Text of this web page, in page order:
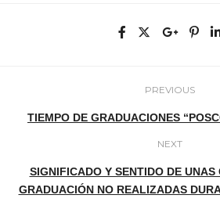
PREVIOUS
TIEMPO DE GRADUACIONES
NEXT
SIGNIFICADO Y SENTIDO DE UNAS
GRADUACIÓN NO REALIZADAS